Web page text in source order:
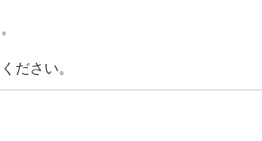
ださい。